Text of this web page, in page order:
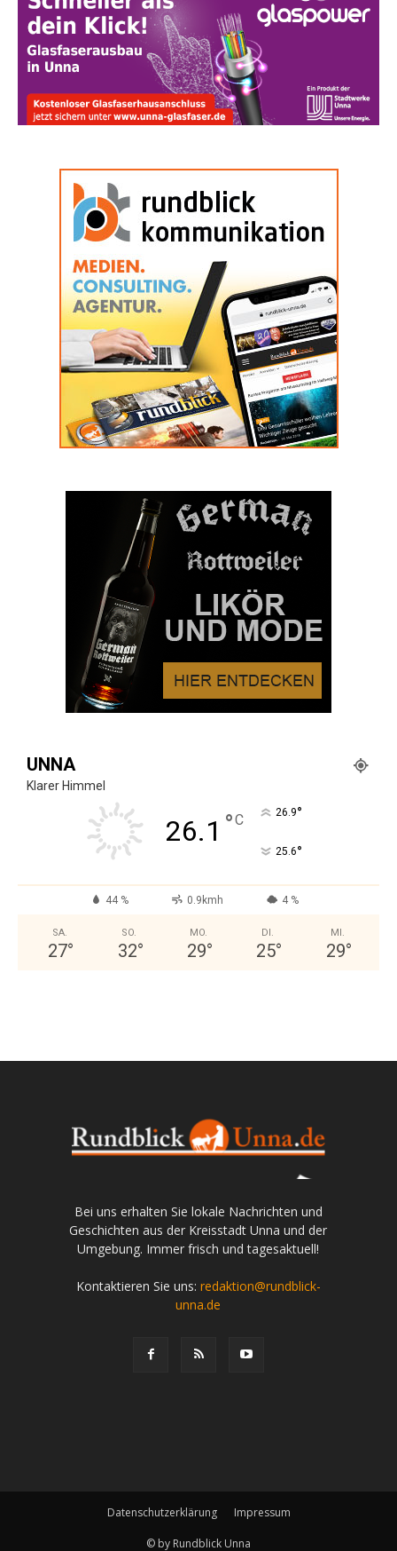
UNNA
Klarer Himmel
26.1 °C 26.9°
25.6°
44 % 0.9kmh 4 %
SA.
27°
SO.
32°
MO.
29°
DI.
25°
MI.
29°
Bei uns erhalten Sie lokale Nachrichten und
Geschichten aus der Kreisstadt Unna und der
Umgebung. Immer frisch und tagesaktuell!
Kontaktieren Sie uns: redaktion@rundblick-
unna.de
Datenschutzerklärung Impressum
© by Rundblick Unna